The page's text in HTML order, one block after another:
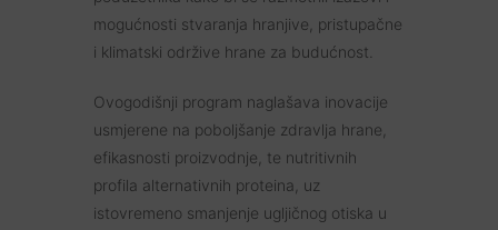
mogućnosti stvaranja hranjive, pristupačne
i klimatski održive hrane za budućnost.
Ovogodišnji program naglašava inovacije
usmjerene na poboljšanje zdravlja hrane,
efikasnosti proizvodnje, te nutritivnih
profila alternativnih proteina, uz
istovremeno smanjenje ugljičnog otiska u